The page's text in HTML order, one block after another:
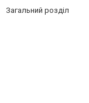
Загальний розділ